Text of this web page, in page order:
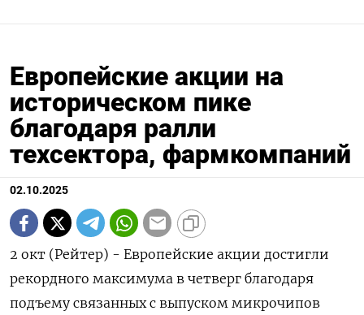
Европейские акции на
историческом пике
благодаря ралли
техсектора, фармкомпаний
02.10.2025
2 окт (Рейтер) - Европейские акции достигли
рекордного максимума в четверг благодаря
подъему связанных с выпуском микрочипов